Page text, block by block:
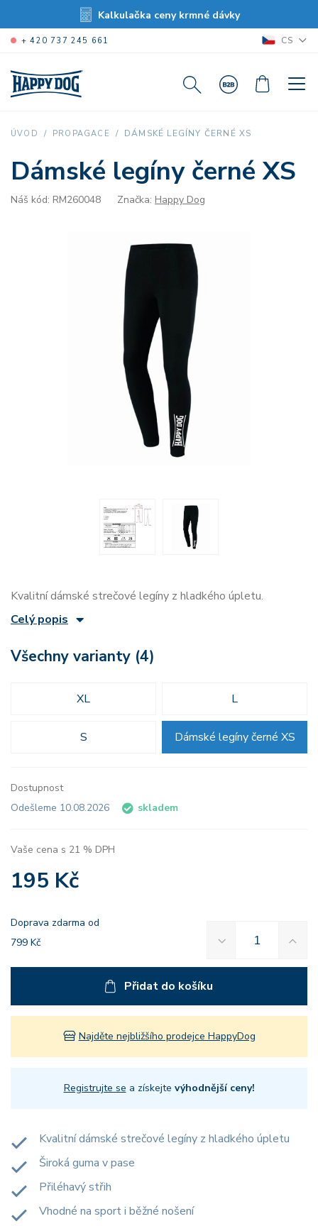
Kalkulačka ceny krmné dávky
+ 420 737 245 661 CS
ÚVOD PROPAGACE DÁMSKÉ LEGÍNY ČERNÉ XS
Dámské legíny černé XS
Náš kód: RM260048 Značka: Happy Dog
Kvalitní dámské strečové legíny z hladkého úpletu.
Celý popis
Všechny varianty (4)
XL L
S Dámské legíny černé XS
Dostupnost
Odešleme 10.08.2026
skladem
Vaše cena s 21 % DPH
195 Kč
Doprava zdarma od
799 Kč
Přidat do košíku
Najděte nejbližšího prodejce HappyDog
Registrujte se a získejte výhodnější ceny!
Kvalitní dámské strečové legíny z hladkého úpletu
Široká guma v pase
Přiléhavý střih
Vhodné na sport i běžné nošení